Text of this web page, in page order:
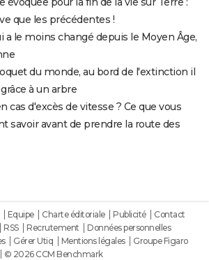
que les précédentes !
a le moins changé depuis le Moyen Âge,
du monde, au bord de l'extinction il
à un arbre
cas d'excès de vitesse ? Ce que vous
savoir avant de prendre la route des
Equipe Charte éditoriale Publicité
Contact
RSS Recrutement
Données personnelles
Gérer Utiq Mentions légales
Groupe Figaro
© 2026 CCM Benchmark